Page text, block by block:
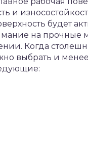
и
будет
на
Когда
выбрать и